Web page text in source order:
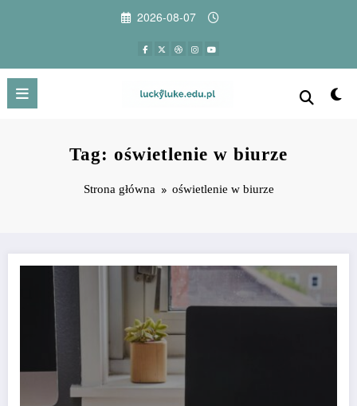
2026-08-07
Tag: oświetlenie w biurze
Strona główna oświetlenie w biurze